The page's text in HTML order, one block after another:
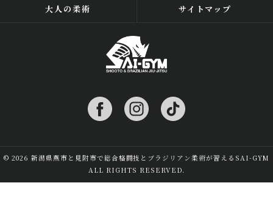
大人の柔術 サイトマップ
© 2026 新潟県燕市と見附市で総合格闘技とブラジリアン柔術が習えるSAI-GYM
ALL RIGHTS RESERVED.